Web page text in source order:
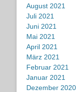
August 2021
Juli 2021
Juni 2021
Mai 2021
April 2021
März 2021
Februar 2021
Januar 2021
Dezember 2020